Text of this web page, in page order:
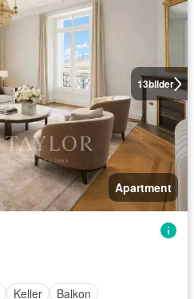
13bilder
Apartment
Keller Balkon